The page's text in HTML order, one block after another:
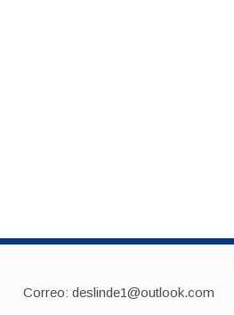
Correo: deslinde1@outlook.com